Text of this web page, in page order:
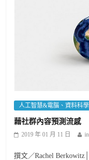
人工智慧&電腦、資料科學
藉社群內容預測流感
2019 年 01 月 11 日
撰文／Rachel Berkowitz│